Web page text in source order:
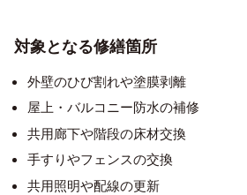
対象となる修繕箇所
外壁のひび割れや塗膜剥離
屋上・バルコニー防水の補修
共用廊下や階段の床材交換
手すりやフェンスの交換
共用照明や配線の更新